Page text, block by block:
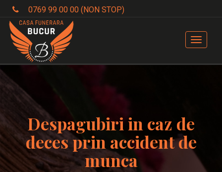
0769 99 00 00 (NON STOP)
Toggle
Despagubiri in caz de
deces prin accident de
munca